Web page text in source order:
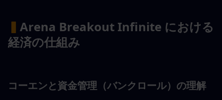
▍ Arena Breakout Infinite における
経済の仕組み
コーエンと資金管理（バンクロール）の理解